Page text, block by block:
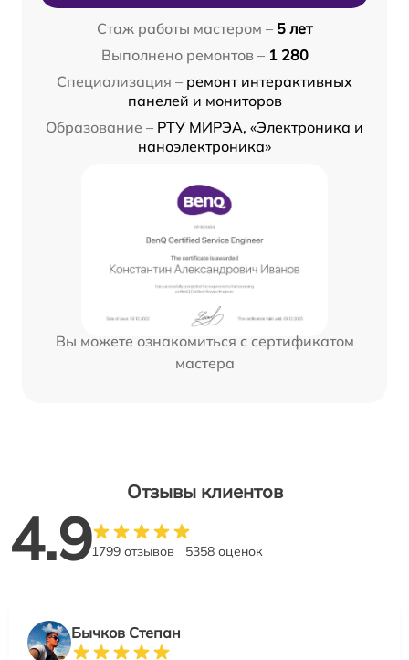
Стаж работы мастером – 5 лет
Выполнено ремонтов – 1 280
Специализация – ремонт интерактивных
панелей и мониторов
Образование – РТУ МИРЭА, «Электроника и
наноэлектроника»
Вы можете ознакомиться с сертификатом
мастера
Отзывы клиентов
4.91799 отзывов 5358 оценок
Бычков Степан